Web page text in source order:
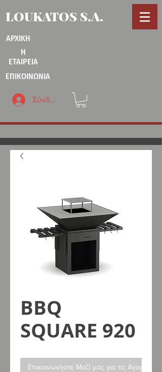
LOUKATOS S.A.
ΑΡΧΙΚΗ
Η
ΕΤΑΙΡΕΙΑ
ΕΠΙΚΟΙΝΩΝΙΑ
Σύνδεση
ΒΒQ
SQUARE 920
Επικοινωνήστε Μαζί μας για τις Αγορές σας